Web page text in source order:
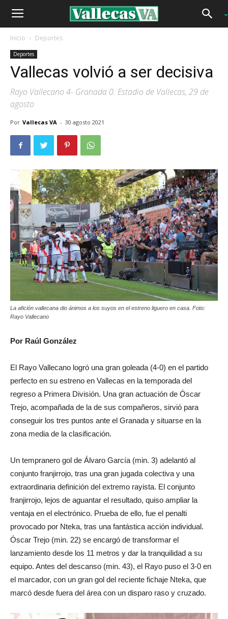
Inicio Deportes
Deportes
Vallecas volvió a ser decisiva
Rayo Vallecano 4- Granada 0. Estadio de Vallecas, 29 de
agosto
Por Vallecas VA - 30 agosto 2021
La afición vallecana dio ánimos a los suyos en el estreno liguero en casa. Foto:
Rayo Vallecano
Por Raúl González
El Rayo Vallecano logró una gran goleada (4-0) en el partido
perfecto en su estreno en Vallecas en la temporada del
regreso a Primera División. Una gran actuación de Óscar
Trejo, acompañada de la de sus compañeros, sirvió para
conseguir los tres puntos ante el Granada y situarse en la
zona media de la clasificación.
Un tempranero gol de Álvaro García (min. 3) adelantó al
conjunto franjirrojo, tras una gran jugada colectiva y una
extraordinaria definición del extremo rayista. El conjunto
franjirrojo, lejos de aguantar el resultado, quiso ampliar la
ventaja en el electrónico. Prueba de ello, fue el penalti
provocado por Nteka, tras una fantástica acción individual.
Óscar Trejo (min. 22) se encargó de transformar el
lanzamiento desde los 11 metros y dar la tranquilidad a su
equipo. Antes del descanso (min. 43), el Rayo puso el 3-0 en
el marcador, con un gran gol del reciente fichaje Nteka, que
marcó desde fuera del área con un disparo raso y cruzado.